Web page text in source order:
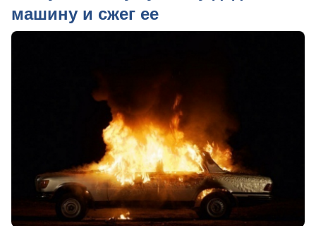
машину и сжег ее